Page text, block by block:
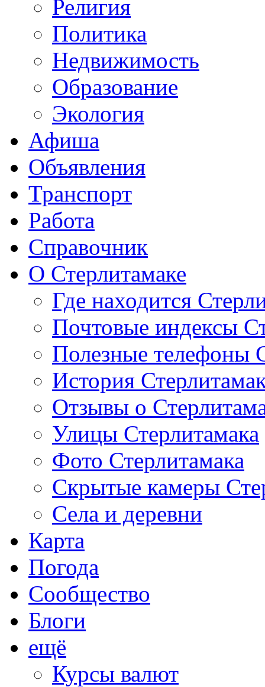
Религия
Политика
Недвижимость
Образование
Экология
Афиша
Объявления
Транспорт
Работа
Справочник
О Стерлитамаке
Где находится
Почтовые индексы
Полезные телефоны
История
Отзывы о
Улицы Стерлитамака
Фото Стерлитамака
Скрытые камеры
Села и деревни
Карта
Погода
Сообщество
Блоги
ещё
Курсы валют